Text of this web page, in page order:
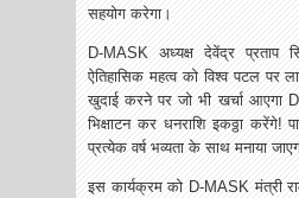
सहयोग करेगा।
D-MASK अध्यक्ष देवेंद्र प्रताप
ऐतिहासिक महत्व को विश्व पटल पर
खुदाई करने पर जो भी खर्चा आएगा
भिक्षाटन कर धनराशि इकठ्ठा करेंगे!
प्रत्येक वर्ष भव्यता के साथ मनाया
इस कार्यक्रम को D-MASK मंत्री